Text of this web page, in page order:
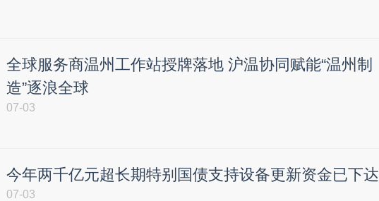
全球服务商温州工作站授牌落地 沪温协同赋能“温州制
造”逐浪全球
07-03
今年两千亿元超长期特别国债支持设备更新资金已下达
07-03